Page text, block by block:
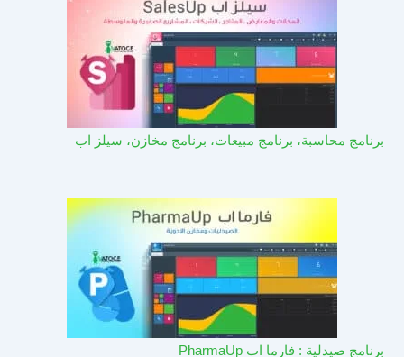
برنامج محاسبة، برنامج مبيعات، برنامج مخازن، سيلز اب
برنامج صيدلية : فارما اب PharmaUp​